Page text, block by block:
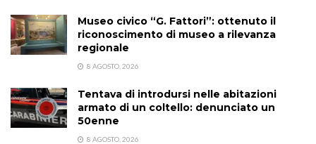
Museo civico “G. Fattori”: ottenuto il
riconoscimento di museo a rilevanza
regionale
8 AGOSTO, 2026
Tentava di introdursi nelle abitazioni
armato di un coltello: denunciato un
50enne
8 AGOSTO, 2026